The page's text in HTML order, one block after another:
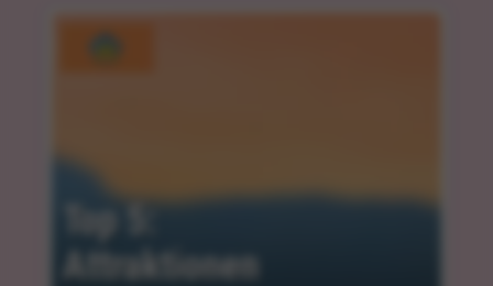
Top 5:
Attraktionen